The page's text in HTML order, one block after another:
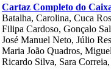
Cartaz Completo do
Batalha, Carolina, Cuca
Filipa Cardoso, Gonçalo
José Manuel Neto, Júlio
Maria João Quadros,
Ricardo Silva, Sara